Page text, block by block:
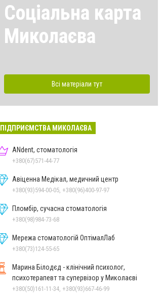
Соціальна карта
Миколаєва
Всі матеріали тут
ПІДПРИЄМСТВА МИКОЛАЄВА
ANdent, стоматологія
+380(67)571-44-77
Авіценна Медікал, медичний центр
+380(93)594-00-05, +380(96)400-97-97
Пломбір, сучасна стоматологія
+380(98)984-73-68
Мережа стоматологій ОптімалЛаб
+380(73)124-55-65
Марина Білодєд - клінічний психолог,
психотерапевт та супервізор у Миколаєві
+380(50)161-11-34, +380(93)667-46-99